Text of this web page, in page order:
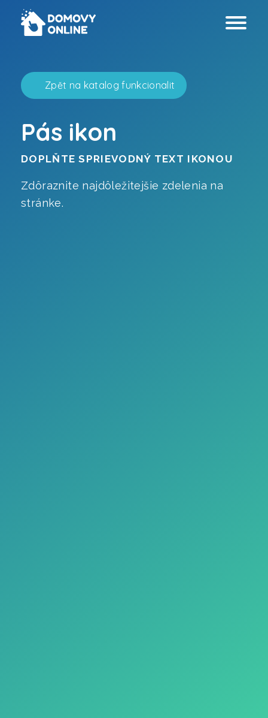
Webové stránky
Virtuálnej prehliadky
Zpět na katalog funkcionalit
Pás ikon
DOPLŇTE SPRIEVODNÝ TEXT IKONOU
Zdôraznite najdôležitejšie zdelenia na
stránke.